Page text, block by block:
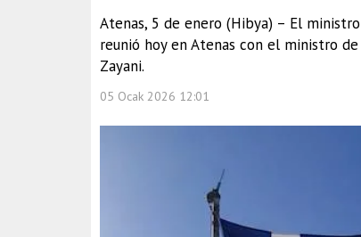
Atenas, 5 de enero (Hibya) – El
reunió hoy en Atenas con el ministro
Zayani.
05 Ocak 2026 12:01